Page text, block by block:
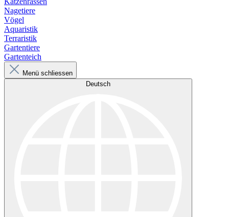
Nagetiere
Vögel
Aquaristik
Terraristik
Gartentiere
Gartenteich
Menü schliessen
Deutsch